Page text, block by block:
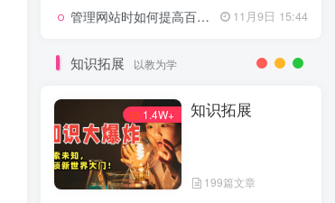
管理网站时如何提高百度权重？ 11月9日 15:44
知识拓展 以教为学
1.4W+ 知识拓展
199篇文章